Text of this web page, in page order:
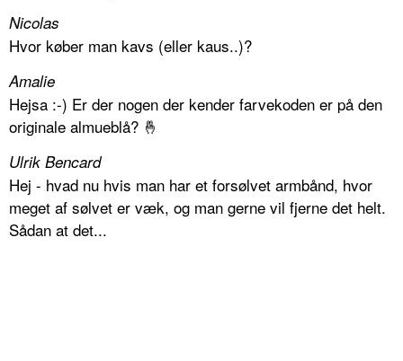
Nicolas
Hvor køber man kavs (eller kaus..)?
Amalie
Hejsa :-) Er der nogen der kender farvekoden er på den
originale almueblå? 🤞
Ulrik Bencard
Hej - hvad nu hvis man har et forsølvet armbånd, hvor
meget af sølvet er væk, og man gerne vil fjerne det helt.
Sådan at det...